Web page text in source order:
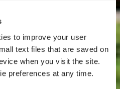
to improve your user
text files that are saved on
when you visit the site.
preferences at any time.